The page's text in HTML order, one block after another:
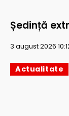
Ședință
3 august 2026
Actualitate